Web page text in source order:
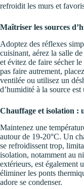
refroidit les murs et
Maîtriser les sources
Adoptez des réflexes
cuisinant, aérez la salle
et évitez de faire sécher
pas faire autrement,
ventilée ou utilisez un
d’humidité à la source
Chauffage et isolation :
Maintenez une
autour de 19-20°C. Un
se refroidissent trop,
isolation, notamment au
extérieurs, est également
éliminer les ponts
adore se condenser.